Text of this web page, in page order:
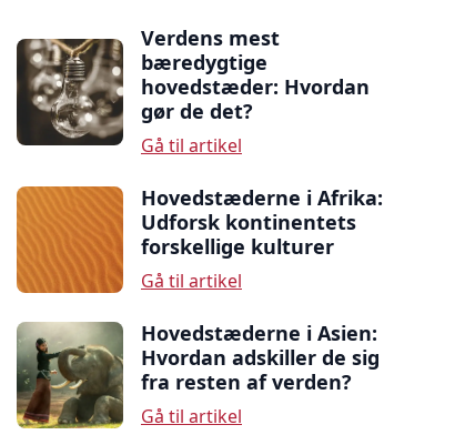
Verdens mest
bæredygtige
hovedstæder: Hvordan
gør de det?
Gå til artikel
Hovedstæderne i Afrika:
Udforsk kontinentets
forskellige kulturer
Gå til artikel
Hovedstæderne i Asien:
Hvordan adskiller de sig
fra resten af verden?
Gå til artikel